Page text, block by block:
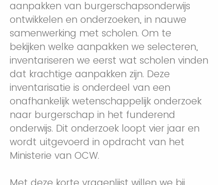
aanpakken van burgerschapsonderwijs
ontwikkelen en onderzoeken, in nauwe
samenwerking met scholen. Om te
bekijken welke aanpakken we selecteren,
inventariseren we eerst wat scholen vinden
dat krachtige aanpakken zijn. Deze
inventarisatie is onderdeel van een
onafhankelijk wetenschappelijk onderzoek
naar burgerschap in het funderend
onderwijs. Dit onderzoek loopt vier jaar en
wordt uitgevoerd in opdracht van het
Ministerie van OCW.